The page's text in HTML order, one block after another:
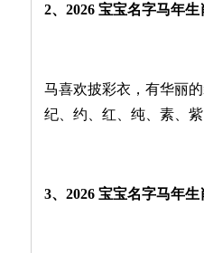
2、2026 宝宝名字马年
马喜欢披彩衣，有华丽
纪、约、红、纯、素、
3、2026 宝宝名字马年